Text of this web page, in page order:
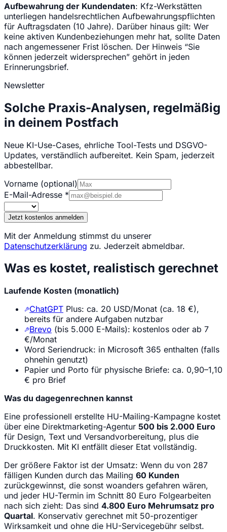
Aufbewahrung der Kundendaten: Kfz-Werkstätten
unterliegen handelsrechtlichen Aufbewahrungspflichten
für Auftragsdaten (10 Jahre). Darüber hinaus gilt: Wer
keine aktiven Kundenbeziehungen mehr hat, sollte Daten
nach angemessener Frist löschen. Der Hinweis “Sie
können jederzeit widersprechen” gehört in jeden
Erinnerungsbrief.
Newsletter
Solche Praxis-Analysen, regelmäßig
in deinem Postfach
Neue KI-Use-Cases, ehrliche Tool-Tests und DSGVO-
Updates, verständlich aufbereitet. Kein Spam, jederzeit
abbestellbar.
Vorname (optional)
E-Mail-Adresse *
Jetzt kostenlos anmelden
Mit der Anmeldung stimmst du unserer
Datenschutzerklärung zu. Jederzeit abmeldbar.
Was es kostet, realistisch gerechnet
Laufende Kosten (monatlich)
ChatGPT Plus: ca. 20 USD/Monat (ca. 18 €),
bereits für andere Aufgaben nutzbar
Brevo (bis 5.000 E-Mails): kostenlos oder ab 7
€/Monat
Word Seriendruck: in Microsoft 365 enthalten (falls
ohnehin genutzt)
Papier und Porto für physische Briefe: ca. 0,90–1,10
€ pro Brief
Was du dagegenrechnen kannst
Eine professionell erstellte HU-Mailing-Kampagne kostet
über eine Direktmarketing-Agentur 500 bis 2.000 Euro
für Design, Text und Versandvorbereitung, plus die
Druckkosten. Mit KI entfällt dieser Etat vollständig.
Der größere Faktor ist der Umsatz: Wenn du von 287
fälligen Kunden durch das Mailing 60 Kunden
zurückgewinnst, die sonst woanders gefahren wären,
und jeder HU-Termin im Schnitt 80 Euro Folgearbeiten
nach sich zieht: Das sind 4.800 Euro Mehrumsatz pro
Quartal. Konservativ gerechnet mit 50-prozentiger
Wirksamkeit und ohne die HU-Servicegebühr selbst.